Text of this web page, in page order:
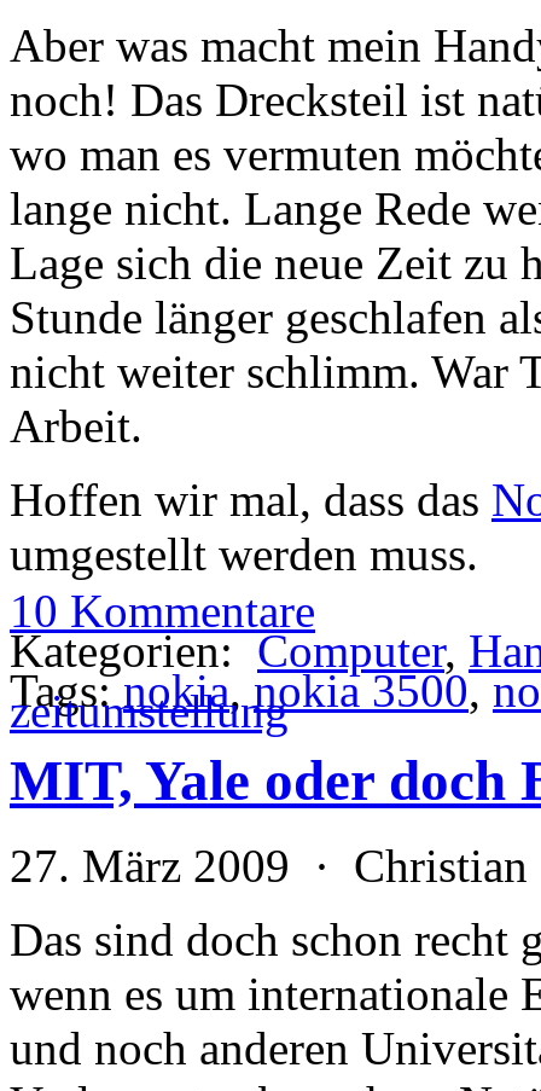
Aber was macht mein
noch! Das Drecksteil ist
wo man es vermuten
lange nicht. Lange Rede
Lage sich die neue Zeit zu
Stunde länger geschlafen
nicht weiter schlimm. War
Arbeit.
Hoffen wir mal, dass das
umgestellt werden muss.
10 Kommentare
Kategorien:Computer,
Tags:nokia, nokia 3500,
zeitumstellung
MIT, Yale oder doch
27. März 2009 ·
Das sind doch schon recht
wenn es um internationale
und noch anderen